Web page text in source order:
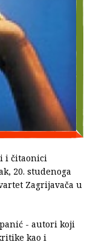
i čitaonici
20. studenoga
Zagrijavača u
- autori koji
kao i